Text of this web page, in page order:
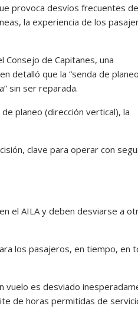
provoca desvíos frecuentes de
la experiencia de los
Consejo de Capitanes, una
detalló que la “senda de
sin ser reparada.
planeo (dirección vertical), la
clave para operar con
el AILA y deben desviarse a
los pasajeros, en tiempo, en
vuelo es desviado
de horas permitidas de